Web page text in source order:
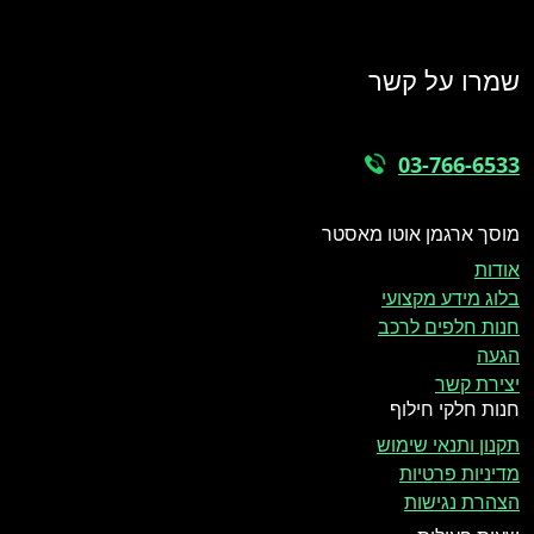
שמרו על קשר
03-766-6533
מוסך ארגמן אוטו מאסטר
אודות
בלוג מידע מקצועי
חנות חלפים לרכב
הגעה
יצירת קשר
חנות חלקי חילוף
תקנון ותנאי שימוש
מדיניות פרטיות
הצהרת נגישות